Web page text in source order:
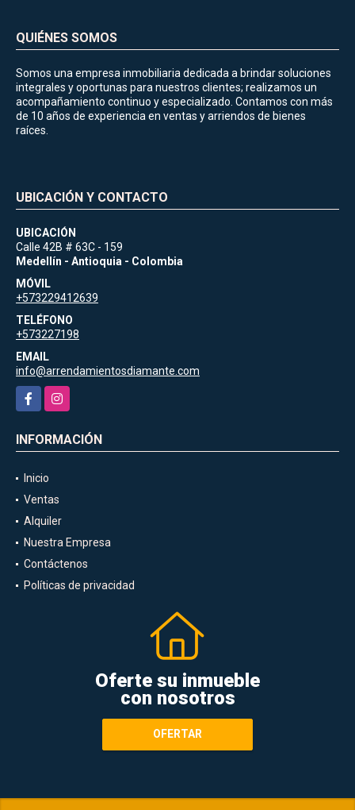
QUIÉNES SOMOS
Somos una empresa inmobiliaria dedicada a brindar soluciones
integrales y oportunas para nuestros clientes; realizamos un
acompañamiento continuo y especializado. Contamos con más
de 10 años de experiencia en ventas y arriendos de bienes
raíces.
UBICACIÓN Y CONTACTO
UBICACIÓN
Calle 42B # 63C - 159
Medellín - Antioquia - Colombia
MÓVIL
+573229412639
TELÉFONO
+573227198
EMAIL
info@arrendamientosdiamante.com
FacebookInstagram
INFORMACIÓN
Inicio
Ventas
Alquiler
Nuestra Empresa
Contáctenos
Políticas de privacidad
Oferte su inmueble
con nosotros
OFERTAR